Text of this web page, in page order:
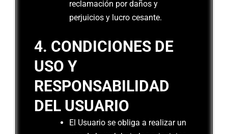
reclamación por daños y
perjuicios y lucro cesante.
4. CONDICIONES DE
USO Y
RESPONSABILIDAD
DEL USUARIO
El Usuario se obliga a realizar un